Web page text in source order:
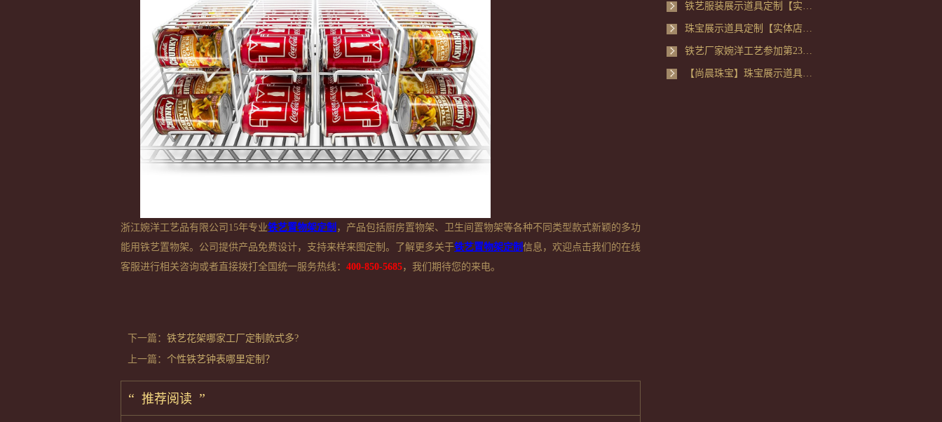
浙江婉洋工艺品有限公司 15年专业铁艺置物架定制 ，产品包括厨房置物架、卫生间置物架等各种不同类型款式新颖的多功
能用铁艺置物架。公司提供产品免费设计，支持来样来图定制。了解更多关于铁艺置物架定制 信息，欢迎点击我们的在线
客服进行相关咨询或者直接拨打全国统一服务热线： 400-850-5685，我们期待您的来电。
下一篇： 铁艺花架哪家工厂定制款式多?
上一篇： 个性铁艺钟表哪里定制？
“ 推荐阅读 ”
铁艺服装展示道具定制【实体定制案例】
珠宝展示道具定制【实体店定制案例】
铁艺厂家婉洋工艺参加第23届义乌国际小商品博览会
【尚晨珠宝】珠宝展示道具定制